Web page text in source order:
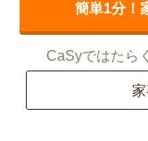
簡単1分！
CaSyではたら